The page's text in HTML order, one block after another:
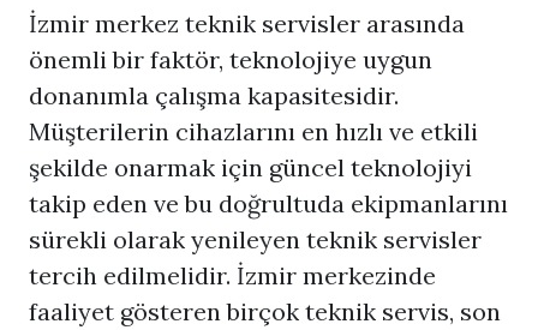
İzmir merkez teknik servisler arasında
önemli bir faktör, teknolojiye uygun
donanımla çalışma kapasitesidir.
Müşterilerin cihazlarını en hızlı ve etkili
şekilde onarmak için güncel teknolojiyi
takip eden ve bu doğrultuda ekipmanlarını
sürekli olarak yenileyen teknik servisler
tercih edilmelidir. İzmir merkezinde
faaliyet gösteren birçok teknik servis, son